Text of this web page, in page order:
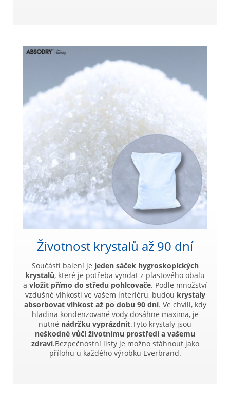
Životnost krystalů až 90 dní
Součástí balení je jeden sáček hygroskopických
krystalů, které je potřeba vyndat z plastového obalu
a vložit přímo do středu pohlcovače. Podle množství
vzdušné vlhkosti ve vašem interiéru, budou krystaly
absorbovat vlhkost až po dobu 90 dní. Ve chvíli, kdy
hladina kondenzované vody dosáhne maxima, je
nutné nádržku vyprázdnit.Tyto krystaly jsou
neškodné vůči životnímu prostředí a vašemu
zdraví.Bezpečnostní listy je možno stáhnout jako
přílohu u každého výrobku Everbrand.